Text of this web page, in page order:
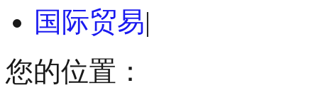
国际贸易|
您的位置：